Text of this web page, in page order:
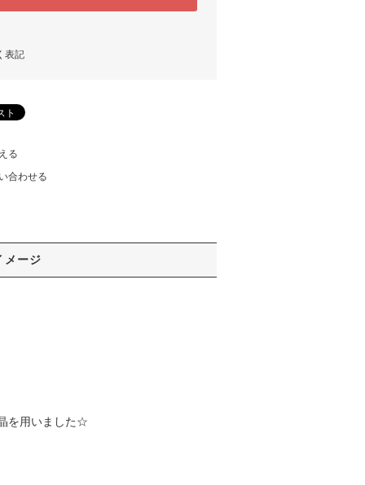
表記
る
合わせる
メージ
を用いました☆